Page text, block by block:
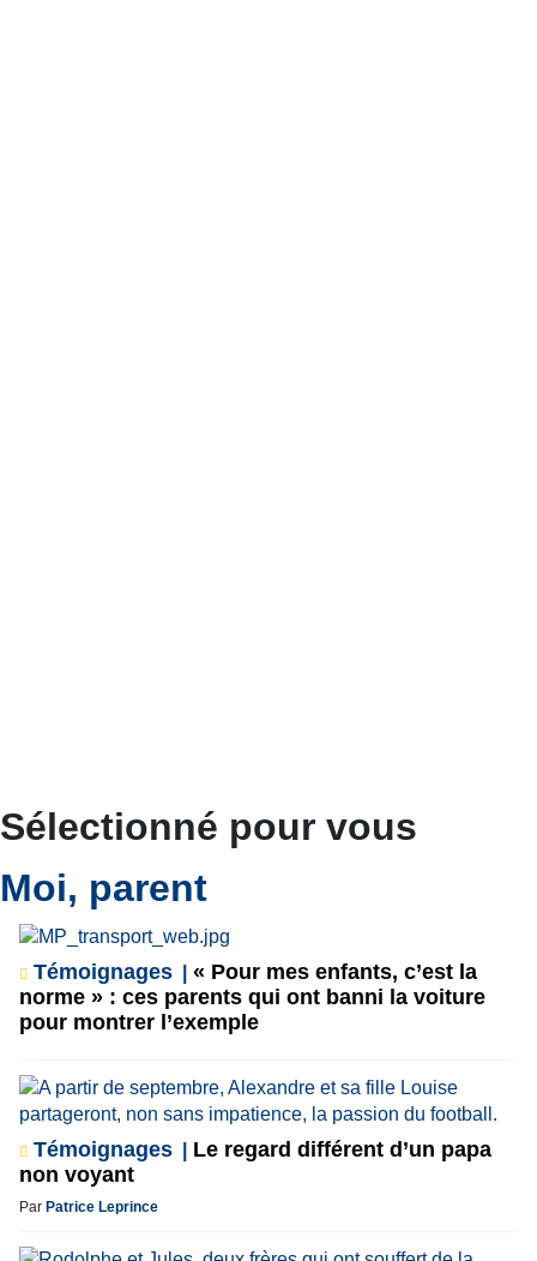
Sélectionné pour vous
Moi, parent
Témoignages
« Pour mes enfants, c’est la
norme » : ces parents qui ont banni la voiture
pour montrer l’exemple
Témoignages
Le regard différent d’un papa
non voyant
Par Patrice Leprince